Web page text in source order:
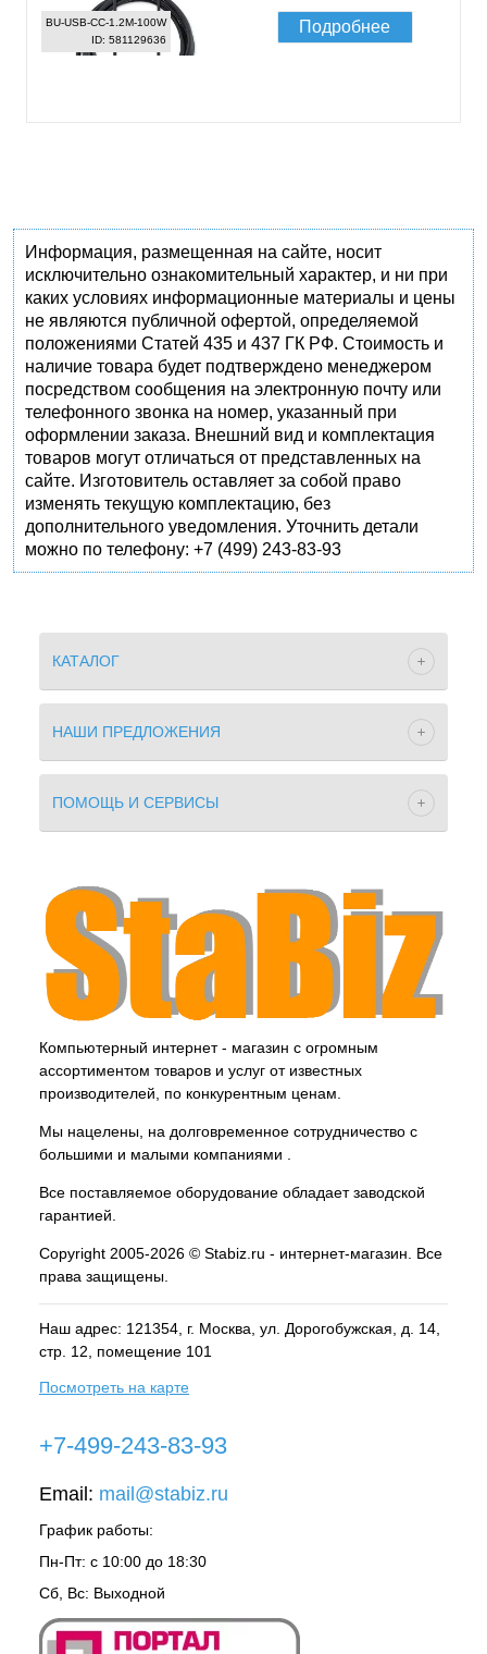
BU-USB-CC-1.2M-100W
ID: 581129636
Подробнее
Информация, размещенная на сайте, носит
исключительно ознакомительный характер, и ни при
каких условиях информационные материалы и цены
не являются публичной офертой, определяемой
положениями Статей 435 и 437 ГК РФ. Стоимость и
наличие товара будет подтверждено менеджером
посредством сообщения на электронную почту или
телефонного звонка на номер, указанный при
оформлении заказа. Внешний вид и комплектация
товаров могут отличаться от представленных на
сайте. Изготовитель оставляет за собой право
изменять текущую комплектацию, без
дополнительного уведомления. Уточнить детали
можно по телефону: +7 (499) 243-83-93
КАТАЛОГ
НАШИ ПРЕДЛОЖЕНИЯ
ПОМОЩЬ И СЕРВИСЫ
Компьютерный интернет - магазин с огромным
ассортиментом товаров и услуг от известных
производителей, по конкурентным ценам.
Мы нацелены, на долговременное сотрудничество с
большими и малыми компаниями .
Все поставляемое оборудование обладает заводской
гарантией.
Copyright 2005-2026 © Stabiz.ru - интернет-магазин. Все
права защищены.
Наш адрес: 121354, г. Москва , ул. Дорогобужская, д. 14,
стр. 12, помещение 101
Посмотреть на карте
+7-499-243-83-93
Email: mail@stabiz.ru
График работы:
Пн-Пт: с 10:00 до 18:30
Сб, Вс: Выходной